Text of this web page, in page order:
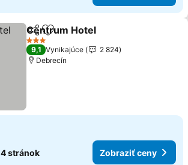
ZdieľaťPridať do obľúbených
Centrum Hotel
3 Počet hviezdičiek
9,1 Vynikajúce
2 824
Debrecín
4 stránok Zobraziť ceny